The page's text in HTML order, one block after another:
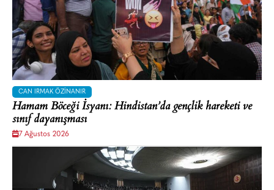
CAN IRMAK ÖZINANIR
Hamam Böceği İsyanı: Hindistan’da gençlik hareketi ve
sınıf dayanışması
7 Ağustos 2026